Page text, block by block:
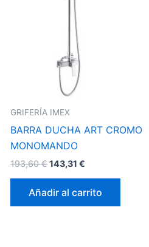
GRIFERÍA IMEX
BARRA DUCHA ART CROMO
MONOMANDO
193,60€143,31€
Añadir al carrito